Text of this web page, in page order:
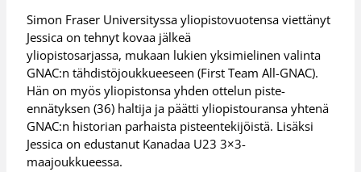
Simon Fraser Universityssa yliopistovuotensa viettänyt
Jessica on tehnyt kovaa jälkeä
yliopistosarjassa, mukaan lukien yksimielinen valinta
GNAC:n tähdistöjoukkueeseen (First Team All-GNAC).
Hän on myös yliopistonsa yhden ottelun piste-
ennätyksen (36) haltija ja päätti yliopistouransa yhtenä
GNAC:n historian parhaista pisteentekijöistä. Lisäksi
Jessica on edustanut Kanadaa U23 3×3-
maajoukkueessa.